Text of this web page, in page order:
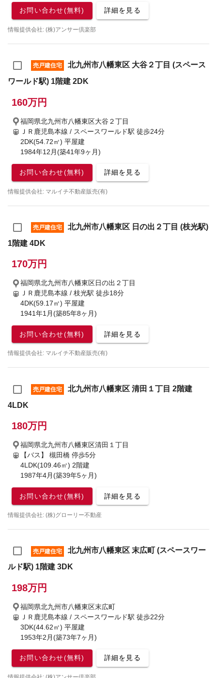
お問い合わせ(無料) 詳細を見る
情報提供会社: (株)アンサー倶楽部
売戸建住宅
北九州市八幡東区 大谷２丁目 (スペース
ワールド駅) 1階建 2DK
160万円
福岡県北九州市八幡東区大谷２丁目
ＪＲ鹿児島本線 / スペースワールド駅 徒歩24分
2DK(54.72㎡) 平屋建
1984年12月(築41年9ヶ月)
お問い合わせ(無料) 詳細を見る
情報提供会社: マルイチ不動産販売(有)
売戸建住宅
北九州市八幡東区 日の出２丁目 (枝光駅)
1階建 4DK
170万円
福岡県北九州市八幡東区日の出２丁目
ＪＲ鹿児島本線 / 枝光駅 徒歩18分
4DK(59.17㎡) 平屋建
1941年1月(築85年8ヶ月)
お問い合わせ(無料) 詳細を見る
情報提供会社: マルイチ不動産販売(有)
売戸建住宅
北九州市八幡東区 清田１丁目 2階建
4LDK
180万円
福岡県北九州市八幡東区清田１丁目
【バス】 槻田橋 停歩5分
4LDK(109.46㎡) 2階建
1987年4月(築39年5ヶ月)
お問い合わせ(無料) 詳細を見る
情報提供会社: (株)グローリー不動産
売戸建住宅
北九州市八幡東区 末広町 (スペースワー
ルド駅) 1階建 3DK
198万円
福岡県北九州市八幡東区末広町
ＪＲ鹿児島本線 / スペースワールド駅 徒歩22分
3DK(44.62㎡) 平屋建
1953年2月(築73年7ヶ月)
お問い合わせ(無料) 詳細を見る